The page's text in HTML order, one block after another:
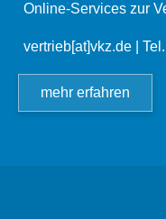
Online-Services zur
vertrieb[at]vkz.de |
mehr erfahren